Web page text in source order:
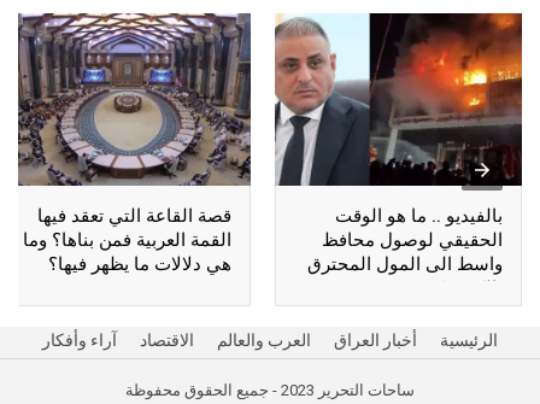
بالفيديو .. ما هو الوقت
الحقيقي لوصول محافظ
واسط الى المول المحترق
بالكوت؟
قصة القاعة التي تعقد فيها
القمة العربية فمن بناها؟ وما
هي دلالات ما يظهر فيها؟
الرئيسية أخبار العراق العرب والعالم الاقتصاد آراء وأفكار
ساحات التحرير 2023 - جميع الحقوق محفوظة